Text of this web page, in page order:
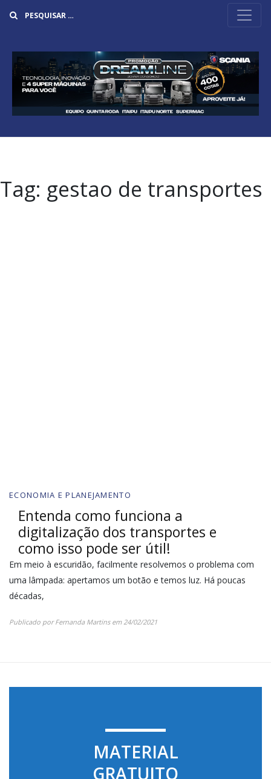
Tag: gestao de transportes
ECONOMIA E PLANEJAMENTO
Entenda como funciona a
digitalização dos transportes e
como isso pode ser útil!
Em meio à escuridão, facilmente resolvemos o problema com
uma lâmpada: apertamos um botão e temos luz. Há poucas
décadas,
Publicado porFernanda Martinsem24/02/2021
MATERIAL
GRATUITO